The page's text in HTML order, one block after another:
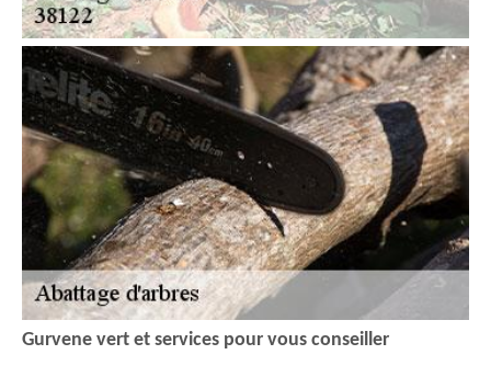
Gurvene vert et services pour vous conseiller